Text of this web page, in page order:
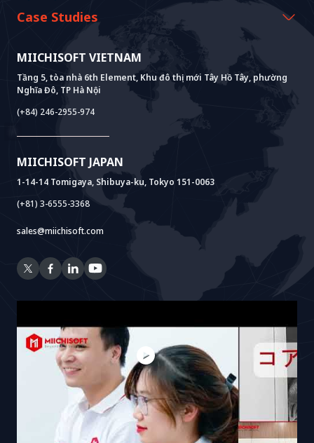
MIICHISOFT VIETNAM
Tầng 5, tòa nhà 6th Element, Khu đô thị mới Tây Hồ Tây, phường
Nghĩa Đô, TP Hà Nội
(+84) 246-2955-974
MIICHISOFT JAPAN
1-14-14 Tomigaya, Shibuya-ku, Tokyo 151-0063
(+81) 3-6555-3368
sales@miichisoft.com
Lịch sử và cột mốc
Giá trị bền vững
Tài nguyên Miichisoft
Tin tức Miichisoft
FAQ
AI CO-CREATION
Phát Triển AI PoC
Core Lab
System Lab
Power Lab
AI+ SOLUTIONS
AI+ Products
Meet AI+
AI+ Package
RAG Package
VIETNAM BRIDGE
Mô Hình BOT
Case Studies
Thành tựu
Phỏng vấn khách hàng